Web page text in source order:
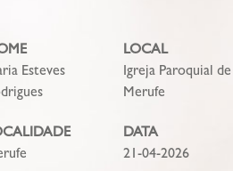
Esteves
LOCAL
Igreja Paroquial de
Merufe
DATA
21-04-2026